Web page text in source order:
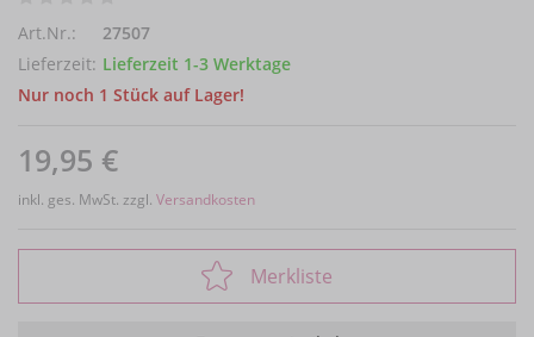
Art.Nr.:
27507
Lieferzeit: Lieferzeit 1-3 Werktage
Nur noch 1 Stück auf Lager!
19,95 €
inkl. ges. MwSt. zzgl. Versandkosten
Merkliste